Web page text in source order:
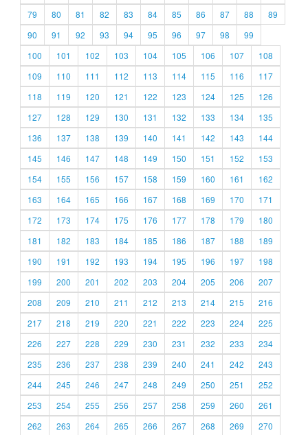
79
80 81 82 83 84 85 86 87 88
89
90
91 92 93 94 95 96 97 98
99
100
101 102 103 104 105 106 107
108
109
110 111 112 113 114 115 116
117
118
119 120 121 122 123 124 125
126
127
128 129 130 131 132 133 134
135
136
137 138 139 140 141 142 143
144
145
146 147 148 149 150 151 152
153
154
155 156 157 158 159 160 161
162
163
164 165 166 167 168 169 170
171
172
173 174 175 176 177 178 179
180
181
182 183 184 185 186 187 188
189
190
191 192 193 194 195 196 197
198
199
200 201 202 203 204 205 206
207
208
209 210 211 212 213 214 215
216
217
218 219 220 221 222 223 224
225
226
227 228 229 230 231 232 233
234
235
236 237 238 239 240 241 242
243
244
245 246 247 248 249 250 251
252
253
254 255 256 257 258 259 260
261
262
263 264 265 266 267 268 269 270